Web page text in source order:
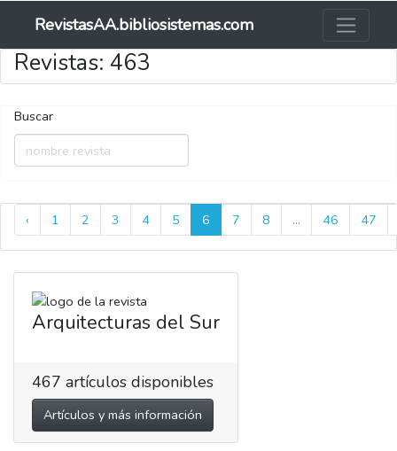
RevistasAA.bibliosistemas.com
Revistas: 463
Buscar
‹ 1 2 3 4 5 6 7 8 ... 46 47
Arquitecturas del Sur
467 artículos disponibles
Artículos y más información